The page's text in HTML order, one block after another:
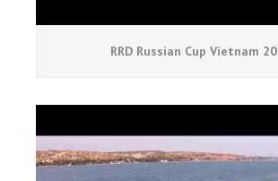
RRD Russian Cup Vietnam